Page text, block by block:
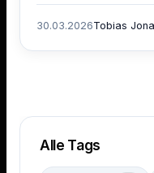
30.03.2026Tobias
Alle Tags